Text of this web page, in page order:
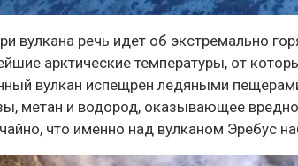
вулкана речь идет об экстремально
арктические температуры, от
вулкан испещрен ледяными
метан и водород, оказывающее
что именно над вулканом Эребус